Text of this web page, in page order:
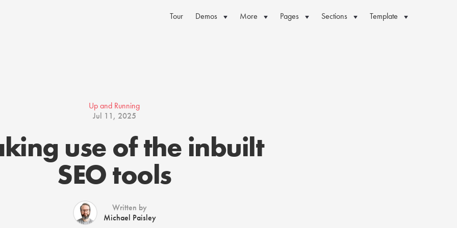
Tour Demos More Pages Sections Template
Up and Running
Jul 11, 2025
use of the inbuilt
SEO tools
Written by
Michael Paisley